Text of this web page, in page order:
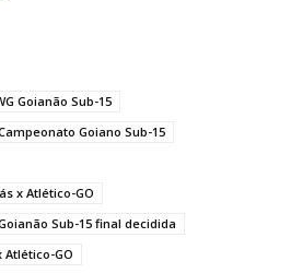
Goianão Sub-15
Goiano Sub-15
x Atlético-GO
Sub-15 final decidida
Atlético-GO